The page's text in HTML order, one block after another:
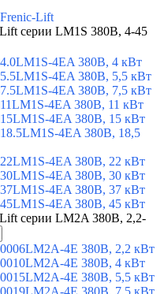
Lift
серии LM1S 380В, 4-45
4EA 380В, 4 кВт
4EA 380В, 5,5 кВт
4EA 380В, 7,5 кВт
4EA 380В, 11 кВт
4EA 380В, 15 кВт
4EA 380В, 18,5
4EA 380В, 22 кВт
4EA 380В, 30 кВт
4EA 380В, 37 кВт
4EA 380В, 45 кВт
серии LM2A 380В, 2,2-
4E 380В, 2,2 кВт
4E 380В, 4 кВт
4E 380В, 5,5 кВт